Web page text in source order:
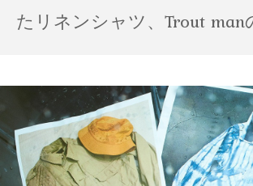
たリネンシャツ、Trout